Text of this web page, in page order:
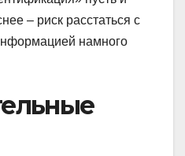
– риск расстаться с
намного